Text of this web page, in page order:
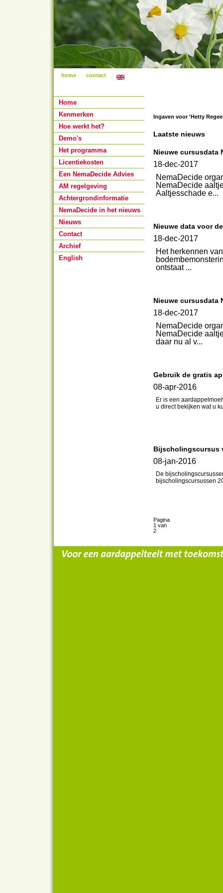
home contact
Home
Kenmerken
Hoe werkt het?
Demo's
Het programma
Licentiekosten
Een NemaDecide Advies
AM regelgeving
Achtergrondinformatie
NemaDecide in het nieuws
Nieuws
Contact
Archief
English
Ingaven voor 'Hetty
Laatste nieuws
Nieuwe cursusdata
18-dec-2017
NemaDecide
NemaDecide
Aaltjesschade e...
Nieuwe data voor
18-dec-2017
Het herkennen
ontstaat ...
Nieuwe cursusdata
18-dec-2017
NemaDecide
NemaDecide
daar nu al v...
Gebruik de gratis
08-apr-2016
Er is een
u direct bekijken wat u
Bijscholingscursus
08-jan-2016
De
bijscholingscursussen
Pagina
1 van
2